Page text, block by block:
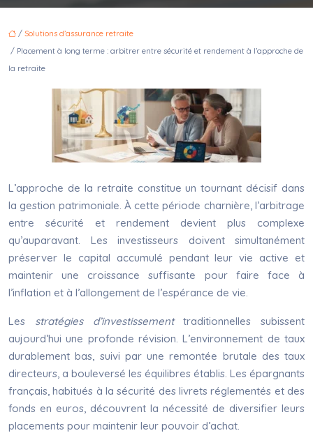
/ Solutions d’assurance retraite
/ Placement à long terme : arbitrer entre sécurité et rendement à l’approche de
la retraite
L’approche de la retraite constitue un tournant décisif dans
la gestion patrimoniale. À cette période charnière, l’arbitrage
entre sécurité et rendement devient plus complexe
qu’auparavant. Les investisseurs doivent simultanément
préserver le capital accumulé pendant leur vie active et
maintenir une croissance suffisante pour faire face à
l’inflation et à l’allongement de l’espérance de vie.
Les stratégies d’investissementtraditionnelles subissent
aujourd’hui une profonde révision. L’environnement de taux
durablement bas, suivi par une remontée brutale des taux
directeurs, a bouleversé les équilibres établis. Les épargnants
français, habitués à la sécurité des livrets réglementés et des
fonds en euros, découvrent la nécessité de diversifier leurs
placements pour maintenir leur pouvoir d’achat.